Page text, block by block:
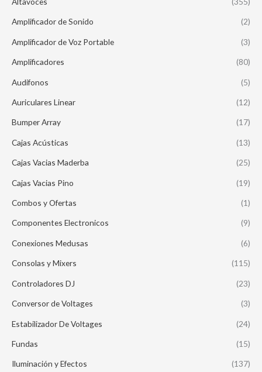
Amplificador de Sonido (2)
Amplificador de Voz Portable (3)
Amplificadores (80)
Audifonos (5)
Auriculares Linear (12)
Bumper Array (17)
Cajas Acústicas (13)
Cajas Vacias Maderba (25)
Cajas Vacias Pino (19)
Combos y Ofertas (1)
Componentes Electronicos (9)
Conexiones Medusas (6)
Consolas y Mixers (115)
Controladores DJ (23)
Conversor de Voltages (3)
Estabilizador De Voltages (24)
Fundas (15)
Iluminación y Efectos (137)